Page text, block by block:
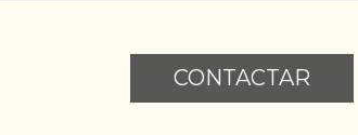
CONTACTAR